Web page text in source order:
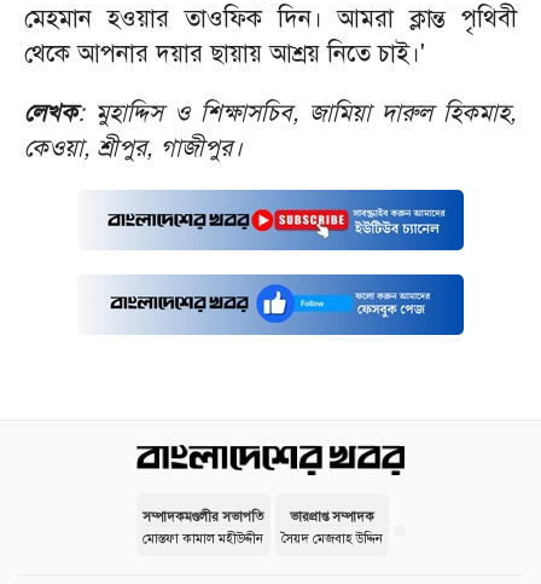
মেহমান হওয়ার তাওফিক দিন। আমরা ক্লান্ত পৃথিবী
থেকে আপনার দয়ার ছায়ায় আশ্রয় নিতে চাই।'
লেখক: মুহাদ্দিস ও শিক্ষাসচিব, জামিয়া দারুল হিকমাহ,
কেওয়া, শ্রীপুর, গাজীপুর।
সম্পাদকমণ্ডলীর সভাপতি
মোস্তফা কামাল মহীউদ্দীন
ভারপ্রাপ্ত সম্পাদক
সৈয়দ মেজবাহ উদ্দিন